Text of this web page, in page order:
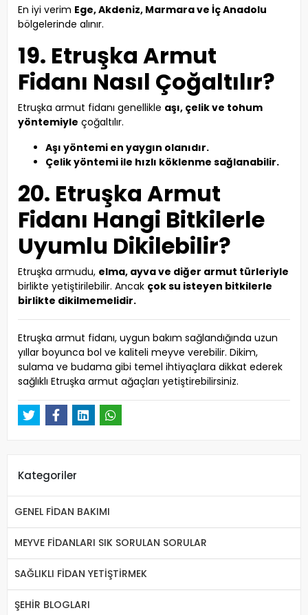
En iyi verim Ege, Akdeniz, Marmara ve İç Anadolu
bölgelerinde alınır.
19. Etruşka Armut
Fidanı Nasıl Çoğaltılır?
Etruşka armut fidanı genellikle aşı, çelik ve tohum
yöntemiyle çoğaltılır.
Aşı yöntemi en yaygın olanıdır.
Çelik yöntemi ile hızlı köklenme sağlanabilir.
20. Etruşka Armut
Fidanı Hangi Bitkilerle
Uyumlu Dikilebilir?
Etruşka armudu, elma, ayva ve diğer armut türleriyle
birlikte yetiştirilebilir. Ancak çok su isteyen bitkilerle
birlikte dikilmemelidir.
Etruşka armut fidanı, uygun bakım sağlandığında uzun
yıllar boyunca bol ve kaliteli meyve verebilir. Dikim,
sulama ve budama gibi temel ihtiyaçlara dikkat ederek
sağlıklı Etruşka armut ağaçları yetiştirebilirsiniz.
Kategoriler
GENEL FİDAN BAKIMI
MEYVE FİDANLARI SIK SORULAN SORULAR
SAĞLIKLI FİDAN YETİŞTİRMEK
ŞEHİR BLOGLARI